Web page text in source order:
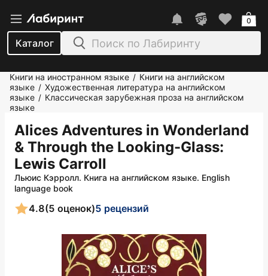
Каталог
0
Книги на иностранном языке / Книги на английском
языке / Художественная литература на английском
языке / Классическая зарубежная проза на английском
языке
Alices Adventures in Wonderland
& Through the Looking-Glass:
Lewis Carroll
Льюис Кэрролл. Книга на английском языке. English
language book
4.8(5 оценок)5 рецензий